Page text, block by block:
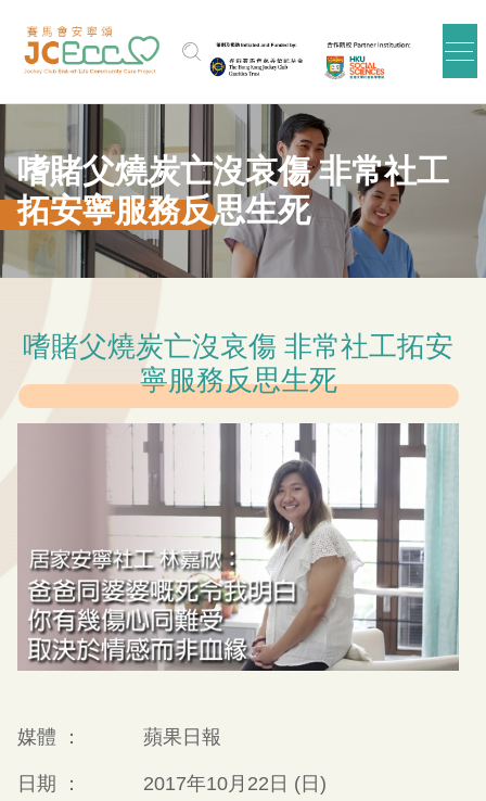
嗜賭父燒炭亡沒哀傷 非常社工
拓安寧服務反思生死
嗜賭父燒炭亡沒哀傷 非常社工拓安
寧服務反思生死
媒體 ： 蘋果日報
日期 ： 2017年10月22日 (日)